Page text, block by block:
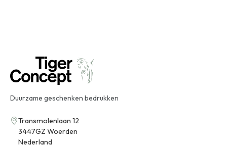
Duurzame geschenken bedrukken
Transmolenlaan 12
3447GZ Woerden
Nederland